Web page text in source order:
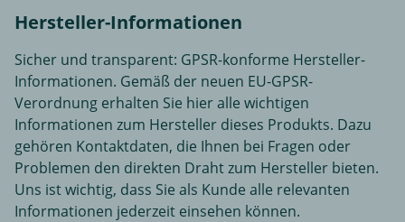
Hersteller-Informationen
Sicher und transparent: GPSR-konforme Hersteller-
Informationen. Gemäß der neuen EU-GPSR-
Verordnung erhalten Sie hier alle wichtigen
Informationen zum Hersteller dieses Produkts. Dazu
gehören Kontaktdaten, die Ihnen bei Fragen oder
Problemen den direkten Draht zum Hersteller bieten.
Uns ist wichtig, dass Sie als Kunde alle relevanten
Informationen jederzeit einsehen können.